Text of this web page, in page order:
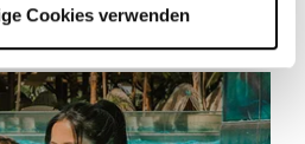
Cookies verwenden